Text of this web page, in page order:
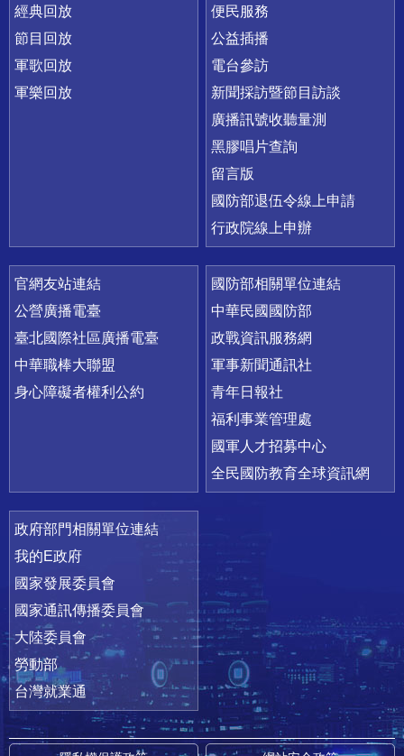
經典回放
節目回放
軍歌回放
軍樂回放
便民服務
公益插播
電台參訪
新聞採訪暨節目訪談
廣播訊號收聽量測
黑膠唱片查詢
留言版
國防部退伍令線上申請
行政院線上申辦
官網友站連結
公營廣播電臺
臺北國際社區廣播電臺
中華職棒大聯盟
身心障礙者權利公約
國防部相關單位連結
中華民國國防部
政戰資訊服務網
軍事新聞通訊社
青年日報社
福利事業管理處
國軍人才招募中心
全民國防教育全球資訊網
政府部門相關單位連結
我的E政府
國家發展委員會
國家通訊傳播委員會
大陸委員會
勞動部
台灣就業通